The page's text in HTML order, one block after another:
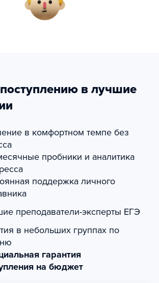
в лучшие
в комфортном темпе без
пробники и аналитика
поддержка личного
преподаватели-эксперты ЕГЭ
в небольших группах по
гарантия
на бюджет